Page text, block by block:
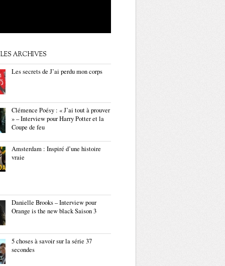
ARCHIVES
Les secrets de J’ai perdu mon corps
Clémence Poésy : « J’ai tout à prouver
» – Interview pour Harry Potter et la
Coupe de feu
Amsterdam : Inspiré d’une histoire
vraie
Danielle Brooks – Interview pour
Orange is the new black Saison 3
5 choses à savoir sur la série 37
secondes